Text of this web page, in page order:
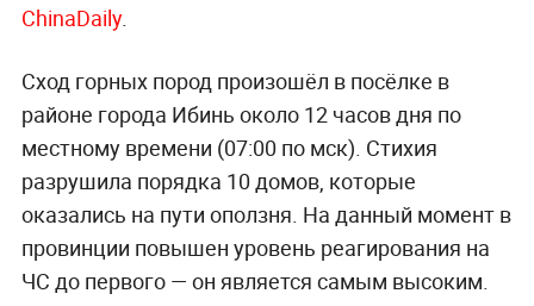
ChinaDaily.
Сход горных пород произошёл в посёлке в
районе города Ибинь около 12 часов дня по
местному времени (07:00 по мск). Стихия
разрушила порядка 10 домов, которые
оказались на пути оползня. На данный момент в
провинции повышен уровень реагирования на
ЧС до первого — он является самым высоким.